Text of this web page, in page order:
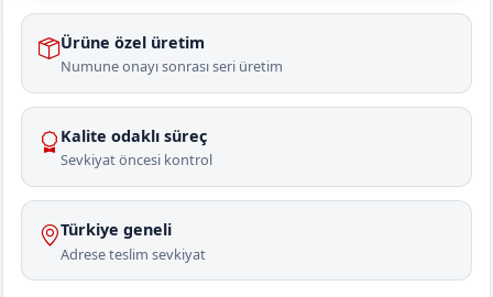
Ürüne özel üretim
Numune onayı sonrası seri üretim
Kalite odaklı süreç
Sevkiyat öncesi kontrol
Türkiye geneli
Adrese teslim sevkiyat